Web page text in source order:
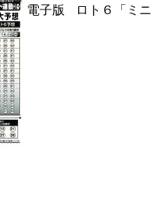
電子版 ロト６「ミ